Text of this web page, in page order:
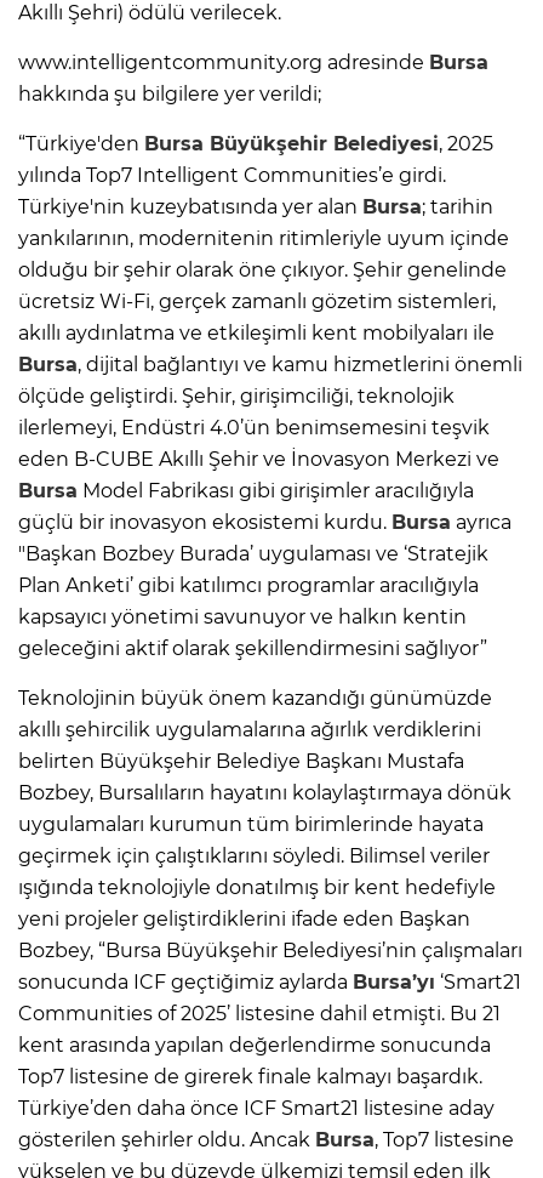
Akıllı Şehri) ödülü verilecek.
www.intelligentcommunity.org adresinde Bursa
hakkında şu bilgilere yer verildi;
“Türkiye'den Bursa Büyükşehir Belediyesi, 2025
yılında Top7 Intelligent Communities’e girdi.
Türkiye'nin kuzeybatısında yer alan Bursa; tarihin
yankılarının, modernitenin ritimleriyle uyum içinde
olduğu bir şehir olarak öne çıkıyor. Şehir genelinde
ücretsiz Wi-Fi, gerçek zamanlı gözetim sistemleri,
akıllı aydınlatma ve etkileşimli kent mobilyaları ile
Bursa, dijital bağlantıyı ve kamu hizmetlerini önemli
ölçüde geliştirdi. Şehir, girişimciliği, teknolojik
ilerlemeyi, Endüstri 4.0’ün benimsemesini teşvik
eden B-CUBE Akıllı Şehir ve İnovasyon Merkezi ve
Bursa Model Fabrikası gibi girişimler aracılığıyla
güçlü bir inovasyon ekosistemi kurdu. Bursa ayrıca
"Başkan Bozbey Burada’ uygulaması ve ‘Stratejik
Plan Anketi’ gibi katılımcı programlar aracılığıyla
kapsayıcı yönetimi savunuyor ve halkın kentin
geleceğini aktif olarak şekillendirmesini sağlıyor”
Teknolojinin büyük önem kazandığı günümüzde
akıllı şehircilik uygulamalarına ağırlık verdiklerini
belirten Büyükşehir Belediye Başkanı Mustafa
Bozbey, Bursalıların hayatını kolaylaştırmaya dönük
uygulamaları kurumun tüm birimlerinde hayata
geçirmek için çalıştıklarını söyledi. Bilimsel veriler
ışığında teknolojiyle donatılmış bir kent hedefiyle
yeni projeler geliştirdiklerini ifade eden Başkan
Bozbey, “Bursa Büyükşehir Belediyesi’nin çalışmaları
sonucunda ICF geçtiğimiz aylarda Bursa’yı ‘Smart21
Communities of 2025’ listesine dahil etmişti. Bu 21
kent arasında yapılan değerlendirme sonucunda
Top7 listesine de girerek finale kalmayı başardık.
Türkiye’den daha önce ICF Smart21 listesine aday
gösterilen şehirler oldu. Ancak Bursa, Top7 listesine
yükselen ve bu düzeyde ülkemizi temsil eden ilk